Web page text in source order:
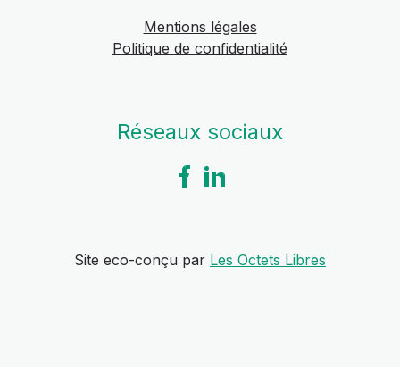
Mentions légales
Politique de confidentialité
Réseaux sociaux
Site eco-conçu par Les Octets Libres